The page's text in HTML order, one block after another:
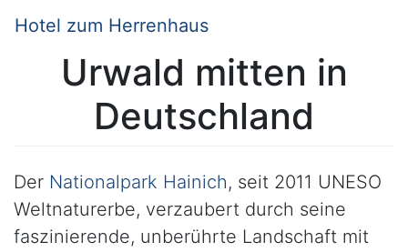
Hotel zum Herrenhaus
Urwald mitten in
Deutschland
Der Nationalpark Hainich, seit 2011 UNESO
Weltnaturerbe, verzaubert durch seine
faszinierende, unberührte Landschaft mit